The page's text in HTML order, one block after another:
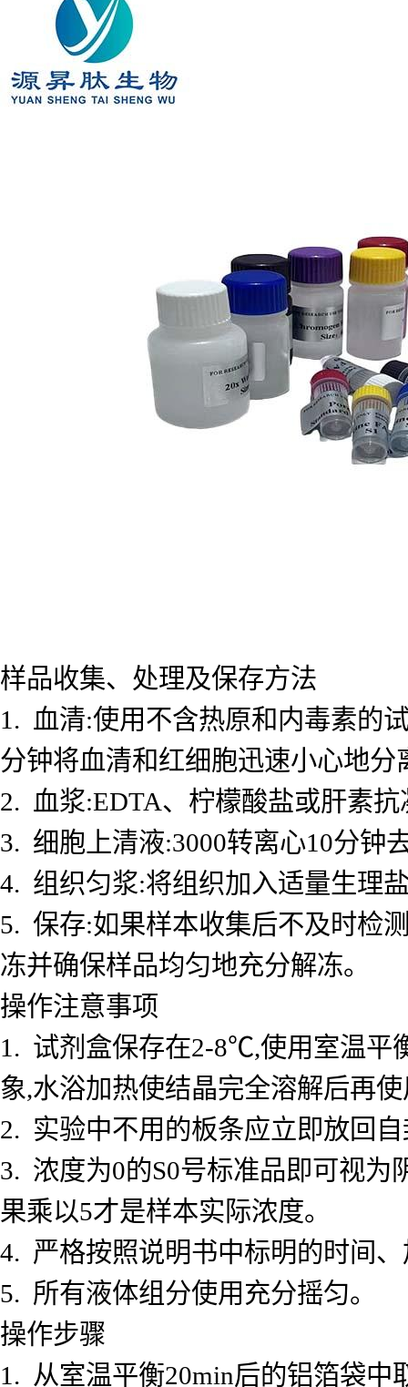
样品收集、处理及保存方法
1. 血清:使用不含热原和内毒素的
分钟将血清和红细胞迅速小心地分
2. 血浆:EDTA、柠檬酸盐或肝素
3. 细胞上清液:3000转离心10分钟
4. 组织匀浆:将组织加入适量生理
5. 保存:如果样本收集后不及时检
冻并确保样品均匀地充分解冻。
操作注意事项
1. 试剂盒保存在2-8℃,使用室温平
象,水浴加热使结晶完全溶解后再
2. 实验中不用的板条应立即放回
3. 浓度为0的S0号标准品即可视为
果乘以5才是样本实际浓度。
4. 严格按照说明书中标明的时间
5. 所有液体组分使用充分摇匀。
操作步骤
1. 从室温平衡20min后的铝箔袋